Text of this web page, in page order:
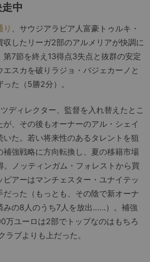
中
り
、サウジアラビア人富豪トゥルキ・
収したリーガ2部のアルメリアが快調に
7節を終え13得点3失点と抜群の安定
スカを破りラジョ・バジェカーノと
た（5勝2分）。
ディレクター、監督を入れ替えたとこ
が、その後もオーナーのアル・シェイ
いた。若い将来性のあるタレントを狙
補強戦略に方向転換し、夏の移籍市場
。ノッティンガム・フォレストから買
ピアーはマンチェスター・ユナイテッ
だった（もっとも、その陰で新オーナ
みの8人のうち7人を放出……）。補強
万ユーロは2部でトップなのはもちろ
ラブよりも上だった。